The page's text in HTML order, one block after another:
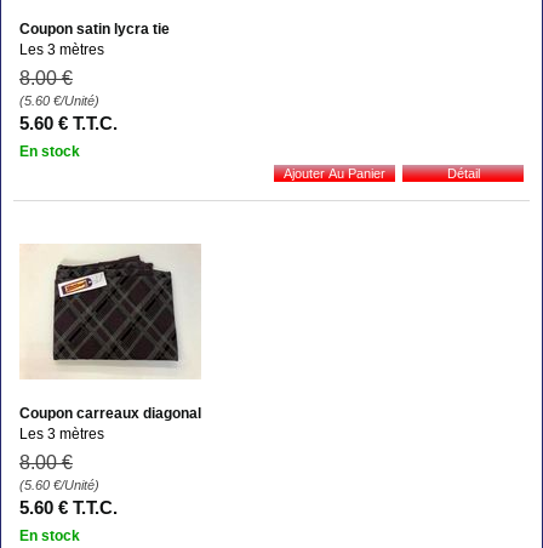
Coupon satin lycra tie
Les 3 mètres
8.00 €
(5.60 €/Unité)
5.60 € T.T.C.
En stock
Coupon carreaux diagonal
Les 3 mètres
8.00 €
(5.60 €/Unité)
5.60 € T.T.C.
En stock